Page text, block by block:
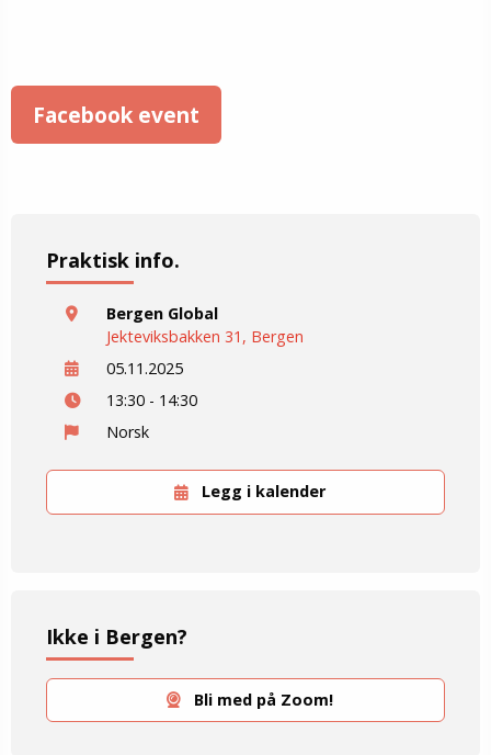
Facebook event
Praktisk info.
Bergen Global
Jekteviksbakken 31, Bergen
05.11.2025
13:30 - 14:30
Norsk
Legg i kalender
Ikke i Bergen?
Bli med på Zoom!